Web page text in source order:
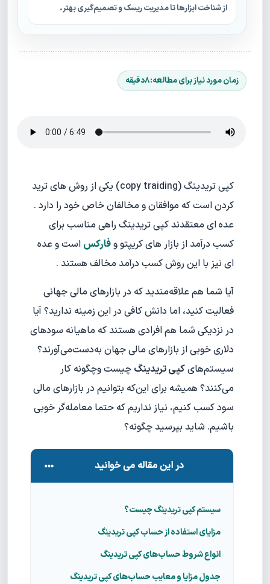
از شناخت ابزارها تا مدیریت ریسک و تصمیم‌گیری بهتر.
کپی تریدینگ (copy traiding) یکی از روش های ترید
کردن است که موافقان و مخالفان خاص خود را دارد .
عده ای معتقدند کپی تریدینگ راهی مناسب برای
کسب درآمد از بازار های کریپتو وفارکس است و عده
ای نیز با این روش کسب درآمد مخالف هستند .
آیا شما هم علاقه‌مندید که در بازارهای مالی جهانی
فعالیت کنید، اما دانش کافی در این زمینه ندارید؟ آیا
در نزدیکی شما هم افرادی هستند که ماهیانه سودهای
دلاری خوبی از بازارهای مالی جهان به‌دست‌می‌آورند؟
سیستم‌هایکپی تریدینگ چیست وچگونه کار
می‌کنند؟ همیشه برای این‌که بتوانیم در بازارهای مالی
سود کسب کنیم، نیاز نداریم که حتما معامله‌گر خوبی
باشیم. شاید بپرسید چگونه؟
در این مقاله می خوانید
سیستم کپی تریدینگ چیست؟
مزایای استفاده از حساب کپی تریدینگ
انواع شروط حساب‌های کپی تریدینگ
جدول مزایا و معایب حساب‌های کپی تریدینگ